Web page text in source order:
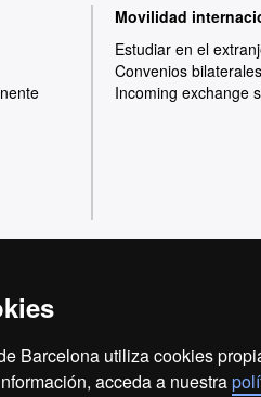
Barcelona utiliza cookies
acceda a nuestra
Movilidad
Estudiar en el
Convenios bilaterales
Incoming exchange
de la excelencia